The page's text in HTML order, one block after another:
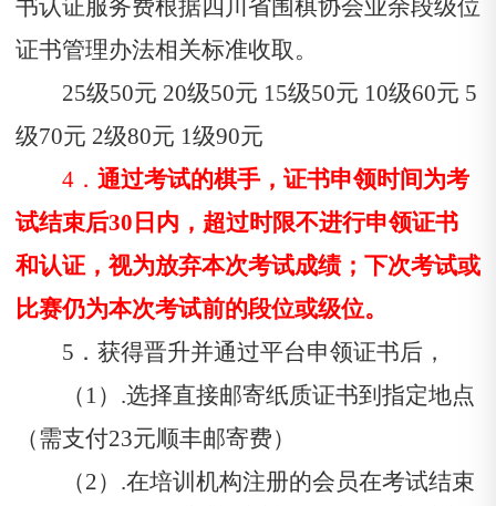
书认证服务费根据四川省围棋协会业余段级位
证书管理办法相关标准收取。
25级50元 20级50元 15级50元 10级60元 5
级70元 2级80元 1级90元
4．通过考试的棋手，证书申领时间为考
试结束后30日内，超过时限不进行申领证书
和认证，视为放弃本次考试成绩；下次考试或
比赛仍为本次考试前的段位或级位。
5．获得晋升并通过平台申领证书后，
（1）.选择直接邮寄纸质证书到指定地点
（需支付23元顺丰邮寄费）
（2）.在培训机构注册的会员在考试结束